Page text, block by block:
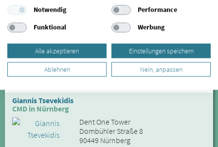
Dent One Tower
Dombühler Straße 8
90449 Nürnberg (Röthenbach)
0911 - 674 000
zum Profil
Giannis Tsevekidis
CMD in Nürnberg
Dent One Tower
Dombühler Straße 8
90449 Nürnberg
Notwendig
Performance
Funktional
Werbung
Alle akzeptieren Einstellungen speichern
Ablehnen Nein, anpassen